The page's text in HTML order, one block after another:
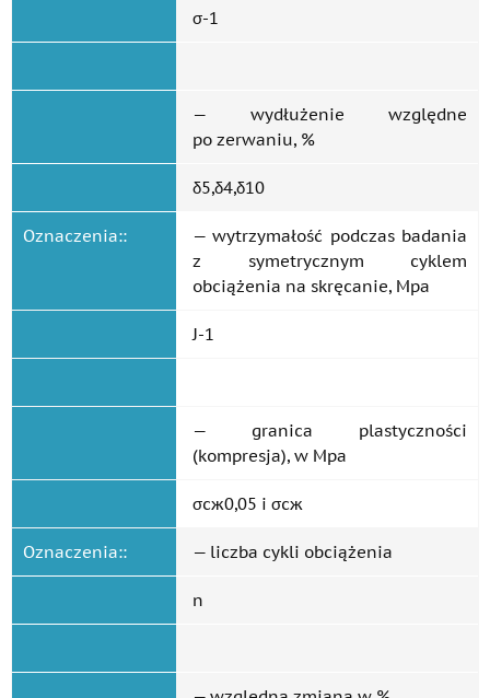
σ-1
— wydłużenie względne
po zerwaniu, %
δ5,δ4,δ10
Oznaczenia::
— wytrzymałość podczas badania
z symetrycznym cyklem
obciążenia na skręcanie, Mpa
J-1
— granica plastyczności
(kompresja), w Mpa
σсж0,05 i σсж
Oznaczenia:: — liczba cykli obciążenia
n